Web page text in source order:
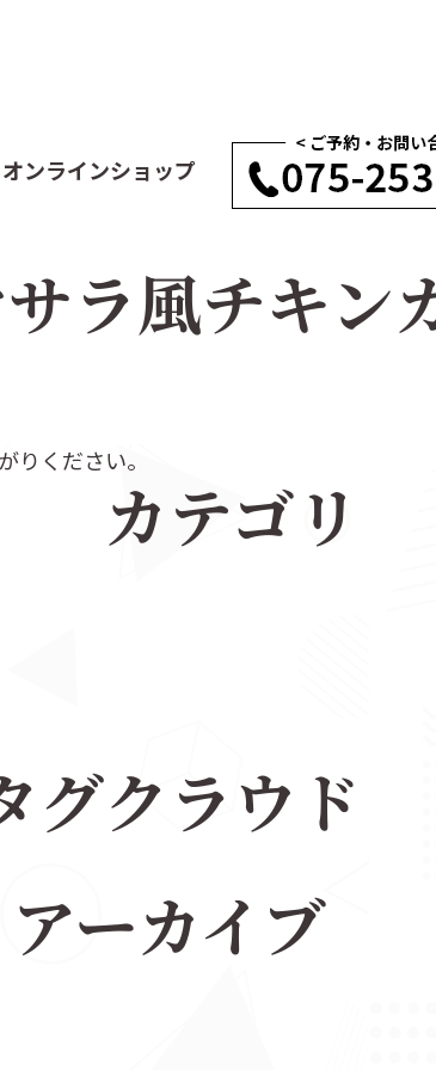
オンラインショップ
ラ風チキン
りください。
カテゴリ
グクラウド
アーカイブ